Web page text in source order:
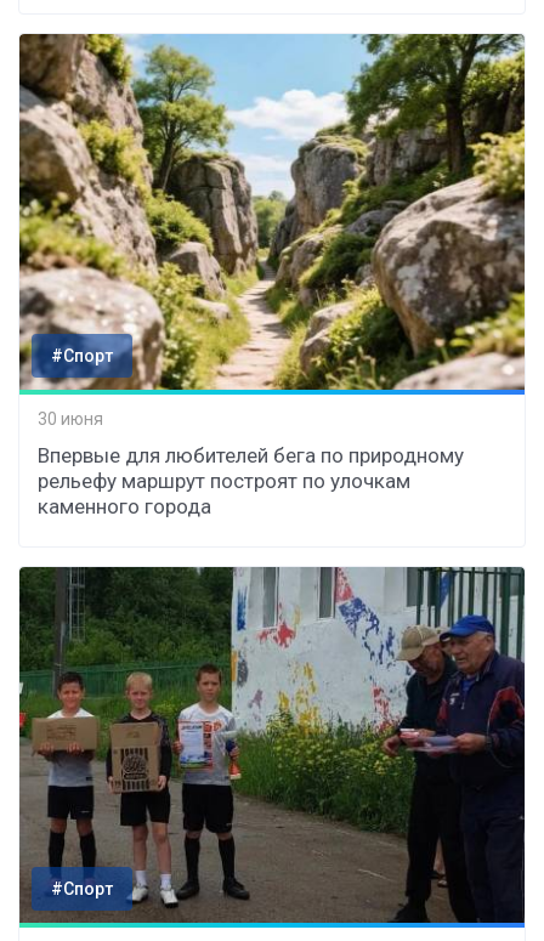
#Спорт
30 июня
Впервые для любителей бега по природному
рельефу маршрут построят по улочкам
каменного города
#Спорт